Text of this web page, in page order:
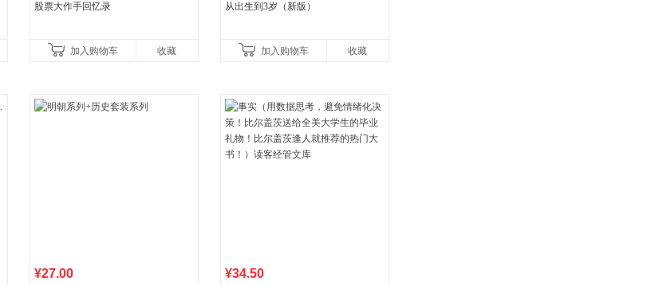
股票大作手回忆录
加入购物车 收藏
从出生到3岁（新版）
加入购物车 收藏
¥27.00 ¥34.50